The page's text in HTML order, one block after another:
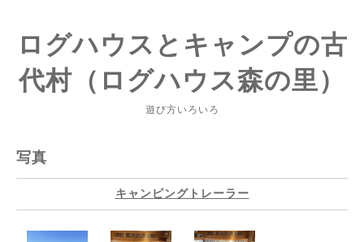
ログハウスとキャンプの古
代村（ログハウス森の里）
遊び方いろいろ
写真
キャンピングトレーラー